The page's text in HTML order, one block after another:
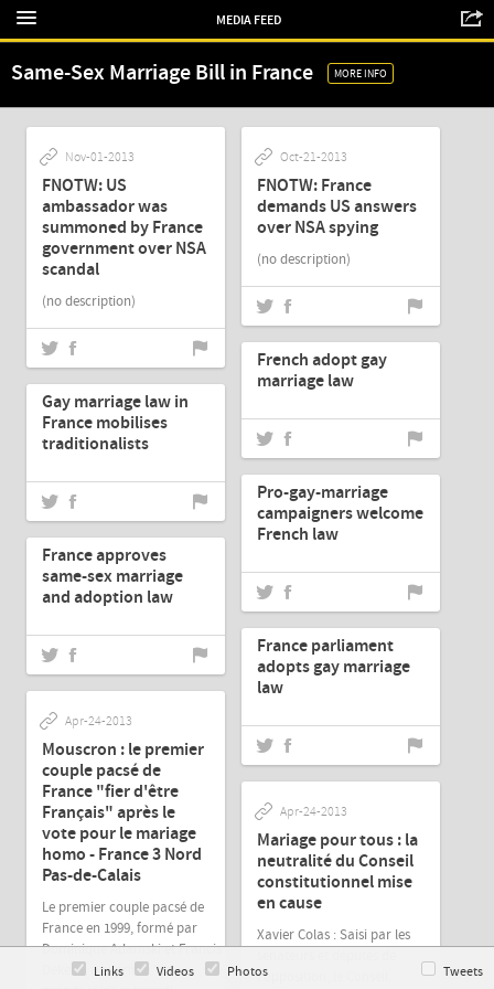
MEDIA FEED
Same-Sex Marriage Bill in France MORE INFO
Nov-01-2013
FNOTW: US
ambassador was
summoned by France
government over NSA
scandal
(no description)
Oct-21-2013
FNOTW: France
demands US answers
over NSA spying
(no description)
Apr-24-2013
French adopt gay
marriage law
Apr-24-2013
Gay marriage law in
France mobilises
traditionalists
Apr-24-2013
Pro-gay-marriage
campaigners welcome
French law
Apr-24-2013
France approves
same-sex marriage
and adoption law
Apr-24-2013
France parliament
adopts gay marriage
law
Apr-24-2013
Mouscron : le premier
couple pacsé de
France "fier d'être
Français" après le
vote pour le mariage
homo - France 3 Nord
Pas-de-Calais
Le premier couple pacsé de
France en 1999, formé par
Dominique Adamski et Francis
Dekens, a exprimé "sa
Apr-24-2013
Mariage pour tous : la
neutralité du Conseil
constitutionnel mise
en cause
Xavier Colas : Saisi par les
l'opposition, le Conseil
Links Videos Photos Tweets